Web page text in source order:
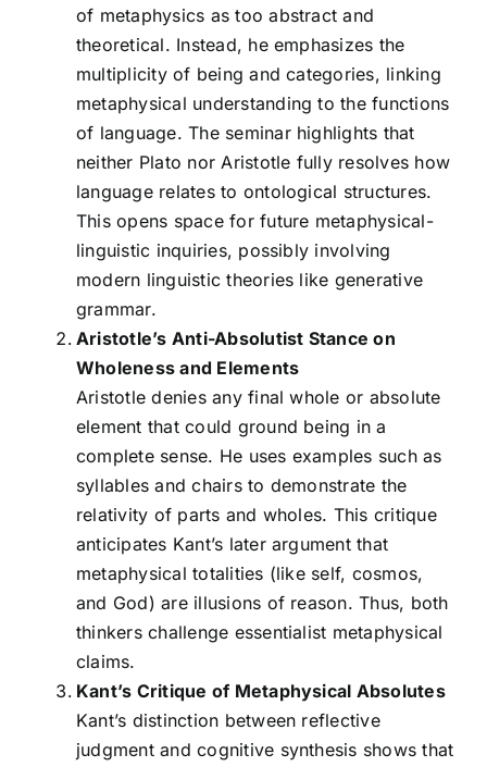
of metaphysics as too abstract and
theoretical. Instead, he emphasizes the
multiplicity of being and categories, linking
metaphysical understanding to the functions
of language. The seminar highlights that
neither Plato nor Aristotle fully resolves how
language relates to ontological structures.
This opens space for future metaphysical-
linguistic inquiries, possibly involving
modern linguistic theories like generative
grammar.
Aristotle’s Anti-Absolutist Stance on
Wholeness and Elements
Aristotle denies any final whole or absolute
element that could ground being in a
complete sense. He uses examples such as
syllables and chairs to demonstrate the
relativity of parts and wholes. This critique
anticipates Kant’s later argument that
metaphysical totalities (like self, cosmos,
and God) are illusions of reason. Thus, both
thinkers challenge essentialist metaphysical
claims.
Kant’s Critique of Metaphysical Absolutes
Kant’s distinction between reflective
judgment and cognitive synthesis shows that